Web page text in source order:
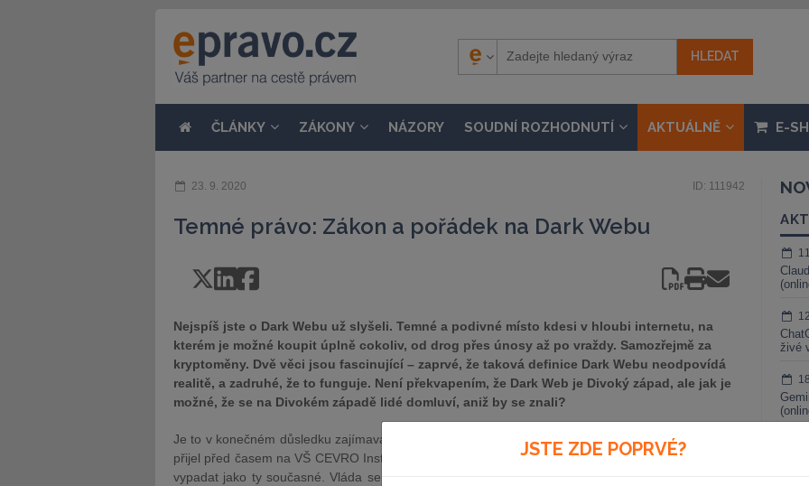
ČLÁNKY ZÁKONY NÁZORY SOUDNÍ ROZHODNUTÍ AKTUÁLNĚ E-
23. 9. 2020 ID: 111942
Temné právo: Zákon a pořádek na Dark Webu
Nejspíš jste o Dark Webu už slyšeli. Temné a podivné místo kdesi v hloubi internetu, na
kterém je možné koupit úplně cokoliv, od drog přes únosy až po vraždy. Samozřejmě za
kryptoměny. Dvě věci jsou fascinující – zaprvé, že taková definice Dark Webu neodpovídá
realitě, a zadruhé, že to funguje. Není překvapením, že Dark Web je Divoký západ, ale jak je
možné, že se na Divokém západě lidé domluví, aniž by se znali?
Je to v konečném důsledku zajímavá otázka starého dobrého oboru ekonomie a práva. Tom W. Bell
přijel před časem na VŠ CEVRO Institut a studentům vyprávěl o tom, že vlády budoucnosti nebudou
vypadat jako ty současné. Vláda se decentralizuje. A o tom, že už se to děje. Tom Bell je profesor
živé
JSTE ZDE POPRVÉ?